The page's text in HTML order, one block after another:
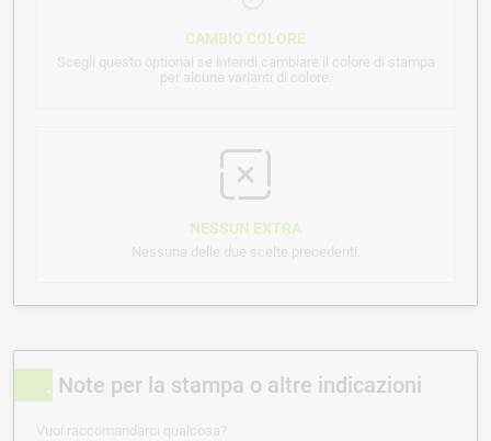
CAMBIO COLORE
Scegli questo optional se intendi cambiare il colore di stampa
per alcune varianti di colore.
NESSUN EXTRA
Nessuna delle due scelte precedenti.
Note per la stampa o altre indicazioni
Vuoi raccomandarci qualcosa?